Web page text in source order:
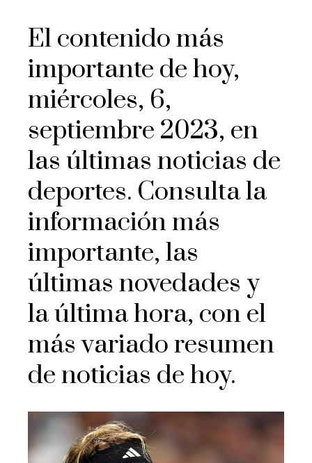
El contenido más
importante de hoy,
miércoles, 6,
septiembre 2023, en
las últimas noticias de
deportes. Consulta la
información más
importante, las
últimas novedades y
la última hora, con el
más variado resumen
de noticias de hoy.